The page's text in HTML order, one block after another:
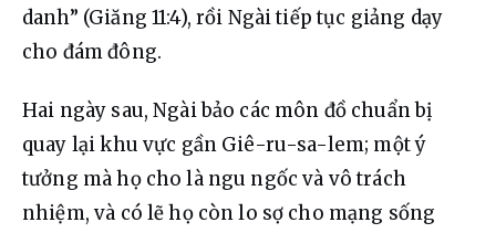
danh” (Giăng 11:4), rồi Ngài tiếp tục giảng dạy
cho đám đông.
Hai ngày sau, Ngài bảo các môn đồ chuẩn bị
quay lại khu vực gần Giê-ru-sa-lem; một ý
tưởng mà họ cho là ngu ngốc và vô trách
nhiệm, và có lẽ họ còn lo sợ cho mạng sống